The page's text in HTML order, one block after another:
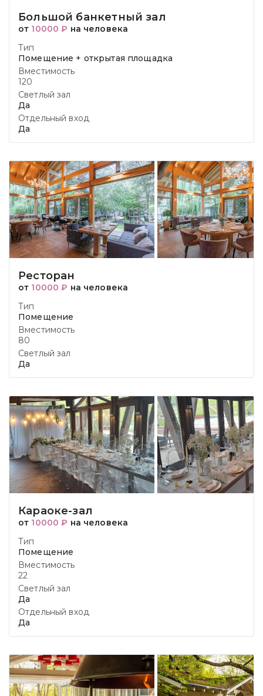
Большой банкетный зал
от 10000 ₽ на человека
Тип
Помещение + открытая площадка
Вместимость
120
Светлый зал
Да
Отдельный вход
Да
Ресторан
от 10000 ₽ на человека
Тип
Помещение
Вместимость
80
Светлый зал
Да
Караоке-зал
от 10000 ₽ на человека
Тип
Помещение
Вместимость
22
Светлый зал
Да
Отдельный вход
Да